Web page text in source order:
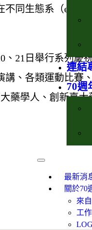
連結
70週
最新消
關於70
來
工
同生態系（
21日舉行系列慶
、各類運動比賽
藥學人、創新臺